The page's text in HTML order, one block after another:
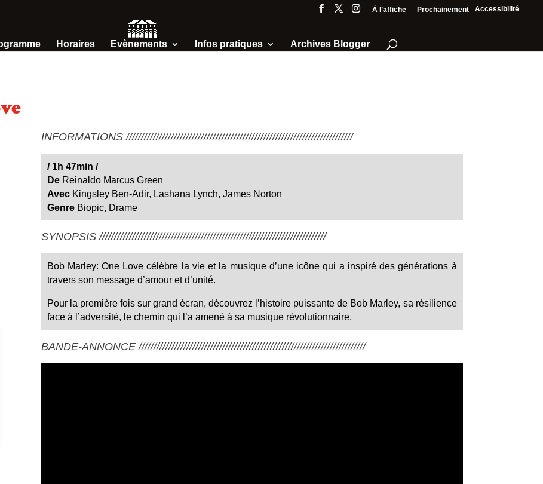
Accessibilité
À l’affiche Prochainement
Horaires Evènements Infos pratiques Archives Blogger
INFORMATIONS ////////////////////////////////////////////////////////////////////////////
/1h 47min /
DeReinaldo Marcus Green
Avec Kingsley Ben-Adir, Lashana Lynch, James Norton
GenreBiopic, Drame
SYNOPSIS ////////////////////////////////////////////////////////////////////////////
Bob Marley: One Love célèbre la vie et la musique d’une icône qui a inspiré des générations à
travers son message d’amour et d’unité.
Pour la première fois sur grand écran, découvrez l’histoire puissante de Bob Marley, sa résilience
face à l’adversité, le chemin qui l’a amené à sa musique révolutionnaire.
BANDE-ANNONCE ////////////////////////////////////////////////////////////////////////////